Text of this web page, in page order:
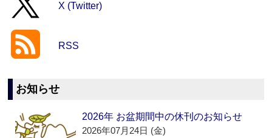
X (Twitter)
RSS
お知らせ
2026年 お盆期間中の休刊のお知らせ
2026年07月24日 (金)